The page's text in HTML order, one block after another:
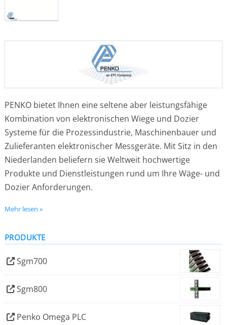
PENKO bietet Ihnen eine seltene aber leistungsfähige
Kombination von elektronischen Wiege und Dozier
Systeme für die Prozessindustrie, Maschinenbauer und
Zulieferanten elektronischer Messgeräte. Mit Sitz in den
Niederlanden beliefern sie Weltweit hochwertige
Produkte und Dienstleistungen rund um Ihre Wäge- und
Dozier Anforderungen.
Von Konzept Design, bis hin zur Auslieferung der
Selbstverständlich schließt dies gesamte Schaltanlagen
ein. Ein effizientes Herstellungsverfahren garantiert
Ihnen schnelle und zuverlässige Lieferung.
PENKO verfügt über ein hervorragendes Service Team
um Patentlösungen vor Ort und/oder vor ab zu
Mehr lesen »
PRODUKTE
Sgm700
Sgm800
Penko Omega PLC